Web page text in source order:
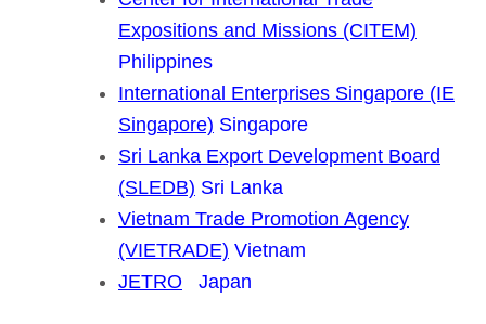
Expositions and Missions (CITEM)
Philippines
International Enterprises Singapore (IE
Singapore) Singapore
Sri Lanka Export Development Board
(SLEDB) Sri Lanka
Vietnam Trade Promotion Agency
(VIETRADE) Vietnam
JETRO Japan